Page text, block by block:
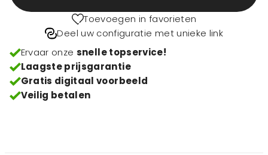
Toevoegen in favorieten
Deel uw configuratie met unieke link
Ervaar onze snelle topservice!
Laagste prijsgarantie
Gratis digitaal voorbeeld
Veilig betalen